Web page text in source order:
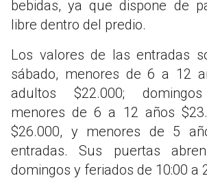
bebidas, ya que dispone de
libre dentro del predio.
Los valores de las entradas
sábado, menores de 6 a 12
adultos $22.000;
menores de 6 a 12 años
$26.000, y menores de 5
entradas. Sus puertas
domingos y feriados de 10:00 a